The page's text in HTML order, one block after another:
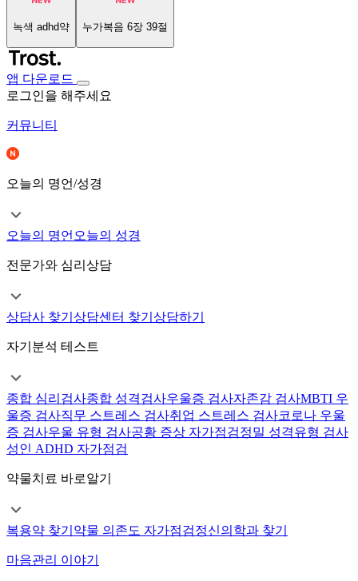
녹색 adhd약 누가복음 6장 39절
앱 다운로드
로그인을 해주세요
커뮤니티
오늘의 명언/성경
오늘의 명언 오늘의 성경
전문가와 심리상담
상담사 찾기 상담센터 찾기 상담하기
자기분석 테스트
종합 심리검사종합 성격검사우울증 검사자존감 검사MBTI 우
울증 검사직무 스트레스 검사취업 스트레스 검사코로나 우울
증 검사우울 유형 검사공황 증상 자가점검정밀 성격유형 검사
성인 ADHD 자가점검
약물치료 바로알기
복용약 찾기 약물 의존도 자가점검정신의학과 찾기
마음관리 이야기